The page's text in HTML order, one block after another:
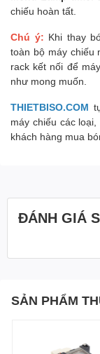
chiếu hoàn tất.
Chú ý: Khi thay
toàn bộ máy chiếu
rack kết nối để
như mong muốn.
THIETBISO.COM
máy chiếu các
khách hàng mua
ĐÁNH GIÁ
SẢN PHẨM